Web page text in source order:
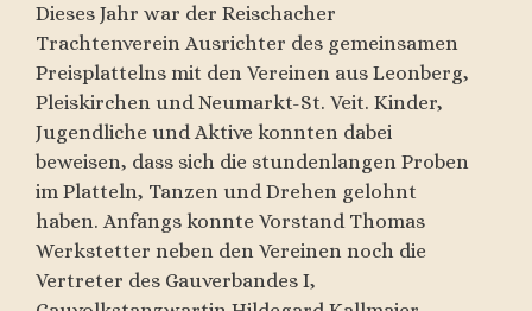
Dieses Jahr war der Reischacher
Trachtenverein Ausrichter des gemeinsamen
Preisplattelns mit den Vereinen aus Leonberg,
Pleiskirchen und Neumarkt-St. Veit. Kinder,
Jugendliche und Aktive konnten dabei
beweisen, dass sich die stundenlangen Proben
im Platteln, Tanzen und Drehen gelohnt
haben. Anfangs konnte Vorstand Thomas
Werkstetter neben den Vereinen noch die
Vertreter des Gauverbandes I,